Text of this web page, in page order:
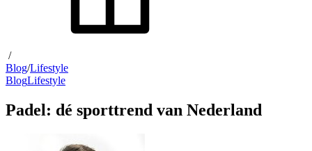
/
Blog/Lifestyle
BlogLifestyle
Padel: dé sporttrend van Nederland